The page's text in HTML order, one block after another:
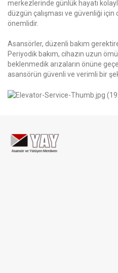
merkezlerinde günlük hayatı
düzgün çalışması ve güvenliği
önemlidir.
Asansörler, düzenli bakım
Periyodik bakım, cihazın uzun
beklenmedik arızaların önüne
asansörün güvenli ve verimli bir